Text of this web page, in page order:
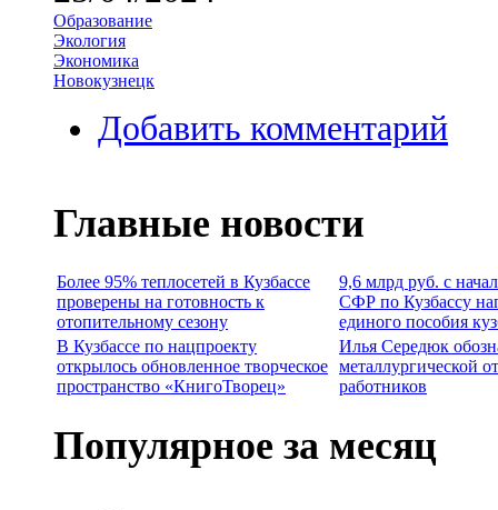
Образование
Экология
Экономика
Новокузнецк
Добавить комментарий
Главные новости
Более 95% теплосетей в Кузбассе
проверены на готовность к
отопительному сезону
9,6 млрд руб. с
СФР по Кузбассу
единого пособия
В Кузбассе по нацпроекту
открылось обновленное творческое
пространство «КнигоТворец»
Илья Середюк
металлургической
работников
Популярное за месяц